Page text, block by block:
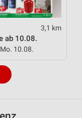
3,1 km
ab 10.08.
10.08.